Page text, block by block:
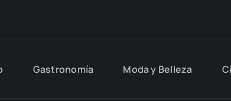
Gas­tro­no­mía Moda y Belle­za